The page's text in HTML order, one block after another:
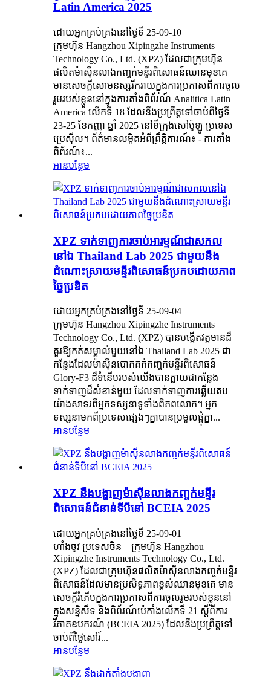
Latin America 2025
ដោយអ្នកគ្រប់គ្រងនៅថ្ងៃទី 25-09-10
ក្រុមហ៊ុន Hangzhou Xipingzhe Instruments
Technology Co., Ltd. (XPZ) ដែលជាក្រុមហ៊ុន
ផលិតម៉ាស៊ីនលាងកញ្ចក់មន្ទីរពិសោធន៍ឈានមុខគេ
មានសេចក្តីសោមនស្សរីករាយក្នុងការប្រកាសពីការចូល
រួមរបស់ខ្លួននៅក្នុងការតាំងពិព័រណ៍ Analitica Latin
America លើកទី 18 ដែលនឹងប្រព្រឹត្តទៅចាប់ពីថ្ងៃទី
23-25 ​​ខែកញ្ញា ឆ្នាំ 2025 នៅទីក្រុងសៅប៉ូឡូ ប្រទេស
ប្រេស៊ីល។ ព័ត៌មានលម្អិតអំពីព្រឹត្តិការណ៍៖ - ការតាំង
ពិព័រណ៍៖...
អានបន្ថែម
XPZ ទាក់ទាញការចាប់អារម្មណ៍ជាសកល
នៅឯ Thailand Lab 2025 ជាមួយនឹង
ដំណោះស្រាយមន្ទីរពិសោធន៍ប្រកបដោយភាព
ច្នៃប្រឌិត
ដោយអ្នកគ្រប់គ្រងនៅថ្ងៃទី 25-09-04
ក្រុមហ៊ុន Hangzhou Xipingzhe Instruments
Technology Co., Ltd. (XPZ) បានបង្កើតវត្តមានដ៏
គួរឱ្យកត់សម្គាល់មួយនៅឯ Thailand Lab 2025 ជា
កន្លែងដែលម៉ាស៊ីនបោកគក់កញ្ចក់មន្ទីរពិសោធន៍
Glory-F3 ដ៏ទំនើបរបស់យើងបានក្លាយជាកន្លែង
ទាក់ទាញដ៏សំខាន់មួយ ដែលទាក់ទាញការឆ្លើយតប
យ៉ាងសាទរពីអ្នកទស្សនាទូទាំងពិភពលោក។ អ្នក
ទស្សនាមកពីប្រទេសផ្សេងៗគ្នាបានប្រមូលផ្តុំគ្នា...
អានបន្ថែម
XPZ នឹងបង្ហាញម៉ាស៊ីនលាងកញ្ចក់មន្ទីរ
ពិសោធន៍ជំនាន់ទីបីនៅ BCEIA 2025
ដោយអ្នកគ្រប់គ្រងនៅថ្ងៃទី 25-09-01
ហាំងចូវ ប្រទេសចិន – ក្រុមហ៊ុន Hangzhou
Xipingzhe Instruments Technology Co., Ltd.
(XPZ) ដែលជាក្រុមហ៊ុនផលិតម៉ាស៊ីនលាងកញ្ចក់មន្ទីរ
ពិសោធន៍ដែលមានប្រសិទ្ធភាពខ្ពស់ឈានមុខគេ មាន
សេចក្តីរំភើបក្នុងការប្រកាសពីការចូលរួមរបស់ខ្លួននៅ
ក្នុងសន្និសីទ និងពិព័រណ៍ប៉េកាំងលើកទី 21 ស្តីពីការ
វិភាគឧបករណ៍ (BCEIA 2025) ដែលនឹងប្រព្រឹត្តទៅ
ចាប់ពីថ្ងៃសៅរ៍...
អានបន្ថែម